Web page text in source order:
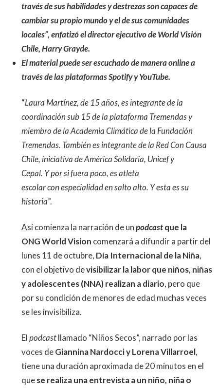
través de sus habilidades y destrezas son capaces de
cambiar su propio mundo y el de sus comunidades
locales”, enfatizó el director ejecutivo de World Visión
Chile, Harry Grayde.
El material puede ser escuchado de manera online a
través de las plataformas Spotify y YouTube.
“Laura Martínez, de 15 años, es integrante de la
coordinación sub 15 de la plataforma Tremendas y
miembro de la Academia Climática de la Fundación
Tremendas. También es integrante de la Red Con Causa
Chile, iniciativa de América Solidaria, Unicef y
Cepal. Y por si fuera poco, es atleta
escolar con especialidad en salto alto. Y esta es su
historia”.
Así comienza la narración de unpodcastque la
ONG World Vision comenzará a difundir a partir del
lunes 11 de octubre, Día Internacional de la Niña,
con el objetivo devisibilizar la labor que niños, niñas
y adolescentes (NNA) realizan a diario, pero que
por su condición de menores de edad muchas veces
se les invisibiliza.
Elpodcastllamado “Niños Secos”, narrado por las
voces deGiannina Nardocci y Lorena Villarroel,
tiene una duración aproximada de 20 minutos en el
quese realiza una entrevista a un niño, niña o